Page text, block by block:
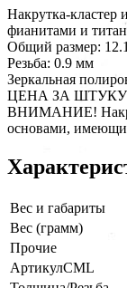
Накрутка-кластер
фианитами и
Общий размер:
Резьба: 0.9 мм
Зеркальная
ЦЕНА ЗА ШТУКУ
ВНИМАНИЕ!
основами,
Вес и габариты
Вес (грамм)
Прочие
АртикулCML